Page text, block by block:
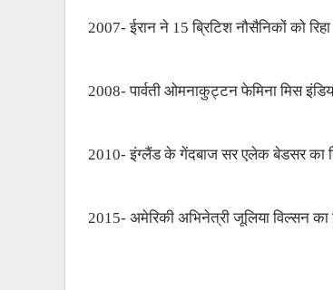
2007- ईरान ने 15 ब्रिटिश नौसैनिकों को रिहा
2008- पार्वती ओमनाकुट्टन फेमिना मिस
2010- इंग्लैंड के गेंदबाज सर एलेक बेडसर का
2015- अमेरिकी अभिनेत्री जूलिया विल्सन का